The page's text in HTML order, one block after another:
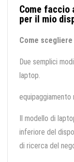
Come faccio
per il mio
Come
Due semplici
laptop.
equipaggiamento
Il modello di
inferiore del
di ricerca del